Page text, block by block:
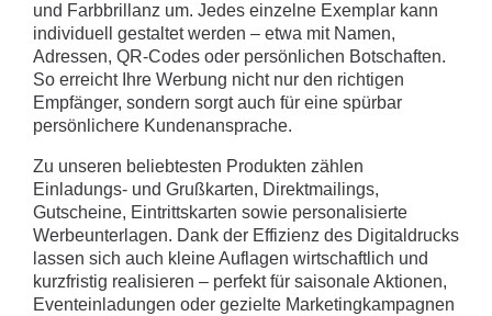
und Farbbrillanz um. Jedes einzelne Exemplar kann
individuell gestaltet werden – etwa mit Namen,
Adressen, QR-Codes oder persönlichen Botschaften.
So erreicht Ihre Werbung nicht nur den richtigen
Empfänger, sondern sorgt auch für eine spürbar
persönlichere Kundenansprache.
Zu unseren beliebtesten Produkten zählen
Einladungs- und Grußkarten, Direktmailings,
Gutscheine, Eintrittskarten sowie personalisierte
Werbeunterlagen. Dank der Effizienz des Digitaldrucks
lassen sich auch kleine Auflagen wirtschaftlich und
kurzfristig realisieren – perfekt für saisonale Aktionen,
Eventeinladungen oder gezielte Marketingkampagnen